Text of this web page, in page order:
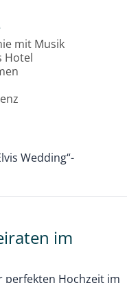
mit Musik
Hotel
Wedding“-
im
perfekten Hochzeit im